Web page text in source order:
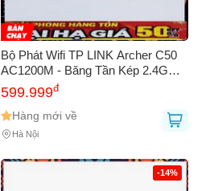
Bộ Phát Wifi TP LINK Archer C50
AC1200M - Băng Tần Kép 2.4G
300Mbps & 5G 867Mbps, 5 ăng ten
mạnh mẽ, Tốc độ cao cho Video
HD & Game
599.999đ
Hàng mới về
Hà Nội
-14%